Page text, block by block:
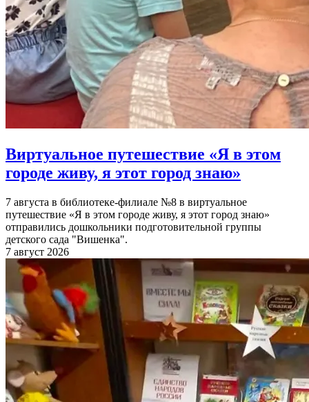
Виртуальное путешествие «Я в этом
городе живу, я этот город знаю»
7 августа в библиотеке-филиале №8 в виртуальное
путешествие «Я в этом городе живу, я этот город знаю»
отправились дошкольники подготовительной группы
детского сада "Вишенка".
7 август 2026